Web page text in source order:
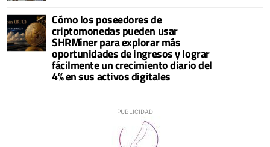
Cómo los poseedores de
criptomonedas pueden usar
SHRMiner para explorar más
oportunidades de ingresos y lograr
fácilmente un crecimiento diario del
4% en sus activos digitales